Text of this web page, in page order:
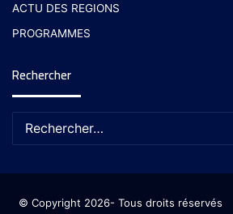
ACTU DES REGIONS
PROGRAMMES
Rechercher
© Copyright 2026- Tous droits réservés